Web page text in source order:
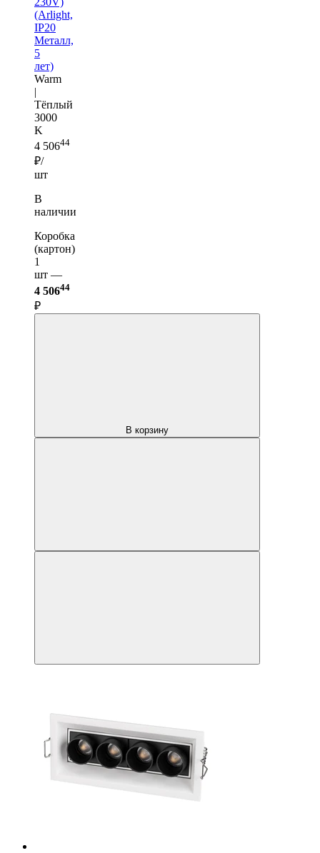
(Arlight,
IP20
Металл,
5
лет)
Warm
|
Тёплый
3000
K
4 50644
₽/
шт
В
наличии
Коробка
(картон)
1
шт —
4 50644
₽
В корзину